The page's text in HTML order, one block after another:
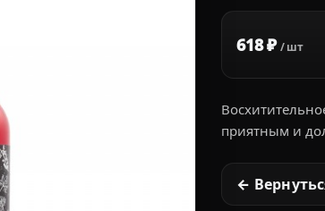
618 ₽/ шт
приятным и
←